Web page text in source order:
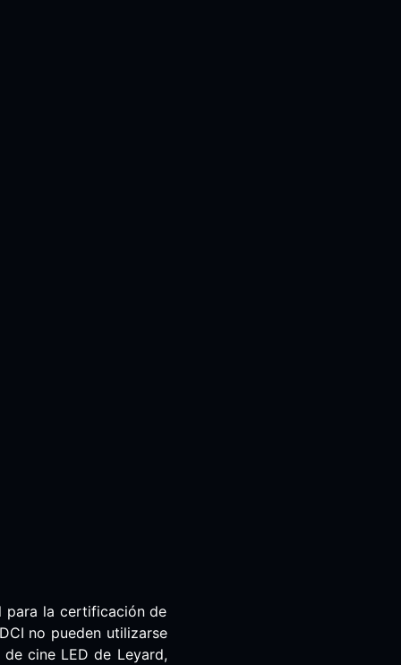
para la certificación de
no pueden utilizarse
cine LED de Leyard,